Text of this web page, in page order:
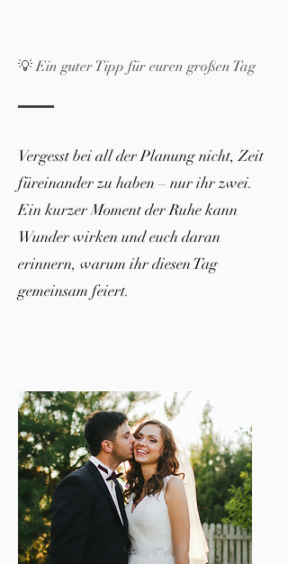
💡 Ein guter Tipp für euren großen Tag
Vergesst bei all der Planung nicht, Zeit
füreinander zu haben – nur ihr zwei.
Ein kurzer Moment der Ruhe kann
Wunder wirken und euch daran
erinnern, warum ihr diesen Tag
gemeinsam feiert.